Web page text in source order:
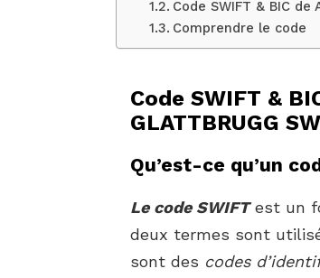
Code SWIFT & BIC de
Comprendre le code
Code SWIFT &
GLATTBRUGG
Qu’est-ce qu’un
Le code SWIFTest un
deux termes sont
sont des codes